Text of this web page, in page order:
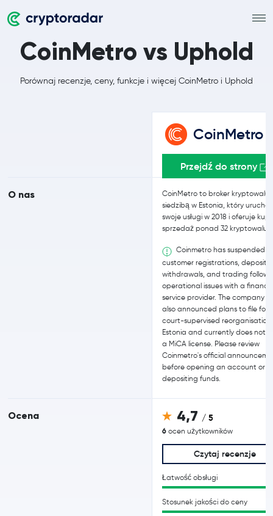
CoinMetro vs Uphold
Porównaj recenzje, ceny, funkcje i więcej CoinMetro i Uphold
O nas
Ocena
CoinMetro
Przejdź do strony
CoinMetro to broker
siedzibą w Estonia, który
swoje usługi w 2018 i oferuje
sprzedaż ponad 32 kryptowalut.
Coinmetro has suspended
customer registrations, deposits,
withdrawals, and trading
operational issues with a
service provider. The company
also announced plans to file for
court-supervised reorganisation
Estonia and currently does not
a MiCA license. Please review
Coinmetro's official
before opening an account or
depositing funds.
4,7 / 5
6 ocen użytkowników
Czytaj recenzje
Łatwość obsługi
Stosunek jakości do ceny